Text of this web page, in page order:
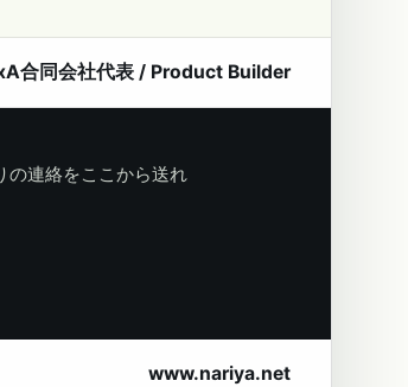
合同会社代表 / Product Builder
の連絡をここから送れ
www.nariya.net